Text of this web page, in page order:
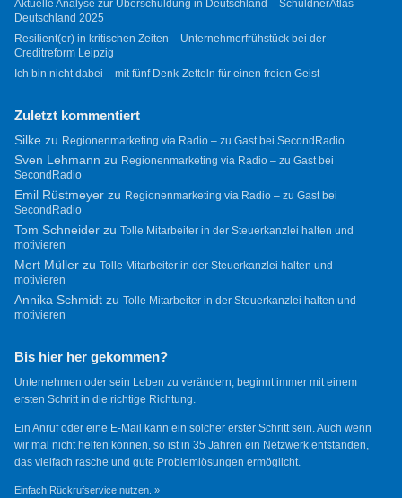
Aktuelle Analyse zur Überschuldung in Deutschland – SchuldnerAtlas
Deutschland 2025
Resilient(er) in kritischen Zeiten – Unternehmerfrühstück bei der
Creditreform Leipzig
Ich bin nicht dabei – mit fünf Denk-Zetteln für einen freien Geist
Zuletzt kommentiert
Silkezu Regionenmarketing via Radio – zu Gast bei SecondRadio
Sven Lehmann zu Regionenmarketing via Radio – zu Gast bei
SecondRadio
Emil Rüstmeyerzu Regionenmarketing via Radio – zu Gast bei
SecondRadio
Tom Schneiderzu Tolle Mitarbeiter in der Steuerkanzlei halten und
motivieren
Mert Müllerzu Tolle Mitarbeiter in der Steuerkanzlei halten und
motivieren
Annika Schmidtzu Tolle Mitarbeiter in der Steuerkanzlei halten und
motivieren
Bis hier her gekommen?
Unternehmen oder sein Leben zu verändern, beginnt immer mit einem
ersten Schritt in die richtige Richtung.
Ein Anruf oder eine E-Mail kann ein solcher erster Schritt sein. Auch wenn
wir mal nicht helfen können, so ist in 35 Jahren ein Netzwerk entstanden,
das vielfach rasche und gute Problemlösungen ermöglicht.
Einfach Rückrufservice nutzen. »